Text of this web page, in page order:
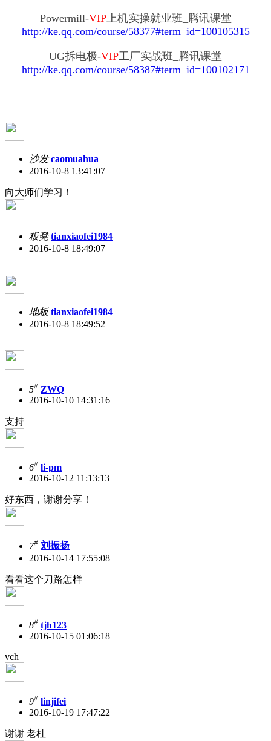
Powermill-VIP上机实操就业班_腾讯课堂
http://ke.qq.com/course/58377#term_id=100105315
UG拆电极-VIP工厂实战班_腾讯课堂
http://ke.qq.com/course/58387#term_id=100102171
沙发 caomuahua
2016-10-8 13:41:07
向大师们学习！
板凳 tianxiaofei1984
2016-10-8 18:49:07
地板 tianxiaofei1984
2016-10-8 18:49:52
5# ZWQ
2016-10-10 14:31:16
支持
6# li-pm
2016-10-12 11:13:13
好东西，谢谢分享！
7# 刘振扬
2016-10-14 17:55:08
看看这个刀路怎样
8# tjh123
2016-10-15 01:06:18
vch
9# linjifei
2016-10-19 17:47:22
谢谢 老杜